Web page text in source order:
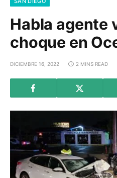
Habla agente
choque en
DICIEMBRE 16, 2022 2 MINS READ